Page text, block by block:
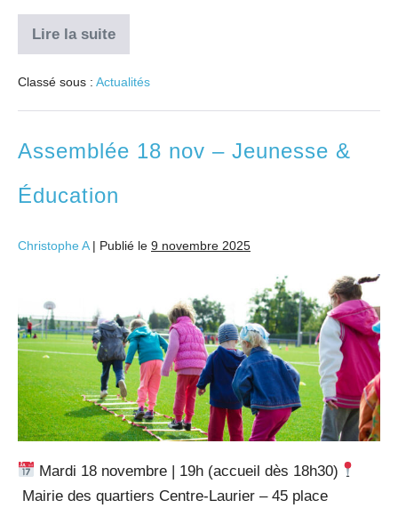
Lire la suite
Classé sous : Actualités
Assemblée 18 nov – Jeunesse &
Éducation
Christophe A| Publié le 9 novembre 2025
Mardi 18 novembre | 19h (accueil dès 18h30)
Mairie des quartiers Centre-Laurier – 45 place